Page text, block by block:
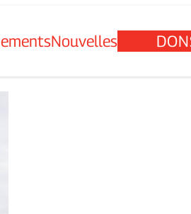
Nouvelles